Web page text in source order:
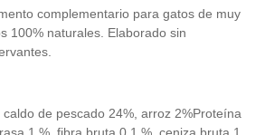
complementario para gatos de muy
100% naturales. Elaborado sin
de pescado 24%, arroz 2%Proteína